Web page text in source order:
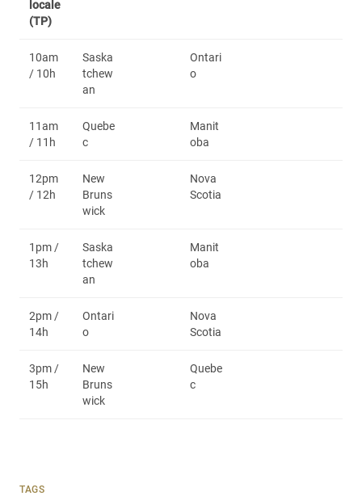
locale
(TP)
10am
/ 10h
Saska
tchew
an
Ontari
o
11am
/ 11h
Quebe
c
Manit
oba
12pm
/ 12h
New
Bruns
wick
Nova
Scotia
1pm /
13h
Saska
tchew
an
Manit
oba
2pm /
14h
Ontari
o
Nova
Scotia
3pm /
15h
New
Bruns
wick
Quebe
c
TAGS